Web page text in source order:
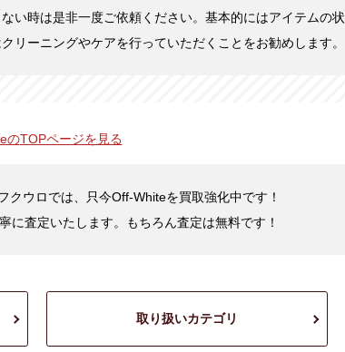
い時は是非一度ご依頼ください。基本的にはアイテムの状
リーニングやケアを行っていただくことをお勧めします。
のTOPページを見る
クウロでは、只今Off-Whiteを買取強化中です！
に査定いたします。もちろん査定は無料です！
取り扱いカテゴリ